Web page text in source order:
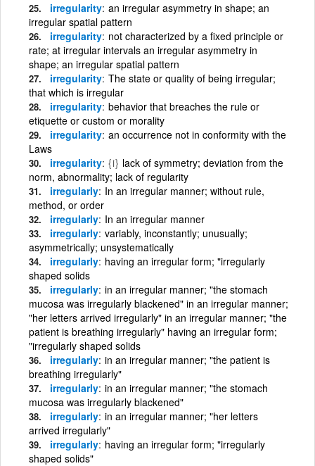
irregularity an irregular asymmetry in shape; an
irregular spatial pattern
irregularity not characterized by a fixed principle or
rate; at irregular intervals an irregular asymmetry in
shape; an irregular spatial pattern
irregularity The state or quality of being irregular;
that which is irregular
irregularity behavior that breaches the rule or
etiquette or custom or morality
irregularity an occurrence not in conformity with the
Laws
irregularity {i} lack of symmetry; deviation from the
norm, abnormality; lack of regularity
irregularly In an irregular manner; without rule,
method, or order
irregularly In an irregular manner
irregularly variably, inconstantly; unusually;
asymmetrically; unsystematically
irregularly having an irregular form; "irregularly
shaped solids
irregularly in an irregular manner; "the stomach
mucosa was irregularly blackened" in an irregular manner;
"her letters arrived irregularly" in an irregular manner; "the
patient is breathing irregularly" having an irregular form;
"irregularly shaped solids
irregularly in an irregular manner; "the patient is
breathing irregularly"
irregularly in an irregular manner; "the stomach
mucosa was irregularly blackened"
irregularly in an irregular manner; "her letters
arrived irregularly"
irregularly having an irregular form; "irregularly
shaped solids"